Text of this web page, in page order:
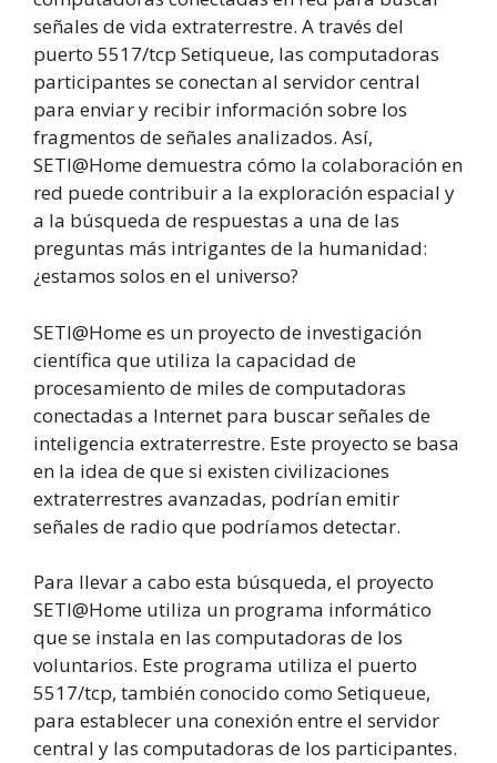
señales de vida extraterrestre. A través del
puerto 5517/tcp Setiqueue, las computadoras
participantes se conectan al servidor central
para enviar y recibir información sobre los
fragmentos de señales analizados. Así,
SETI@Home demuestra cómo la colaboración en
red puede contribuir a la exploración espacial y
a la búsqueda de respuestas a una de las
preguntas más intrigantes de la humanidad:
¿estamos solos en el universo?
SETI@Home es un proyecto de investigación
científica que utiliza la capacidad de
procesamiento de miles de computadoras
conectadas a Internet para buscar señales de
inteligencia extraterrestre. Este proyecto se basa
en la idea de que si existen civilizaciones
extraterrestres avanzadas, podrían emitir
señales de radio que podríamos detectar.
Para llevar a cabo esta búsqueda, el proyecto
SETI@Home utiliza un programa informático
que se instala en las computadoras de los
voluntarios. Este programa utiliza el puerto
5517/tcp, también conocido como Setiqueue,
para establecer una conexión entre el servidor
central y las computadoras de los participantes.